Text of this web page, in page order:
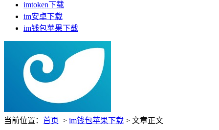
imtoken下载
im安卓下载
im钱包苹果下载
当前位置： 首页 > im钱包苹果下载 > 文章正文